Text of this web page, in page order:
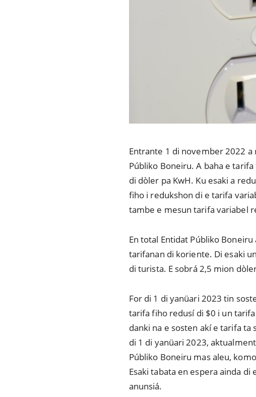
Entrante 1 di november 2022
Públiko Boneiru. A baha e
di dòler pa KwH. Ku esaki a
fiho i redukshon di e tarifa
tambe e mesun tarifa variabel
En total Entidat Públiko
tarifanan di koriente. Di esaki
di turista. E sobrá 2,5 mion
For di 1 di yanüari 2023 tin
tarifa fiho redusí di $0 i un
danki na e sosten akí e tarifa
di 1 di yanüari 2023,
Públiko Boneiru mas aleu,
Esaki tabata en espera ainda
anunsiá.